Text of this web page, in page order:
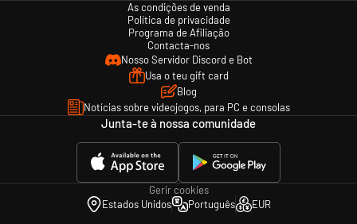
As condições de venda
Política de privacidade
Programa de Afiliação
Contacta-nos
Nosso Servidor Discord e Bot
Usa o teu gift card
Blog
Notícias sobre videojogos, para PC e consolas
Junta-te à nossa comunidade
Gerir cookies
Estados Unidos
Português EUR